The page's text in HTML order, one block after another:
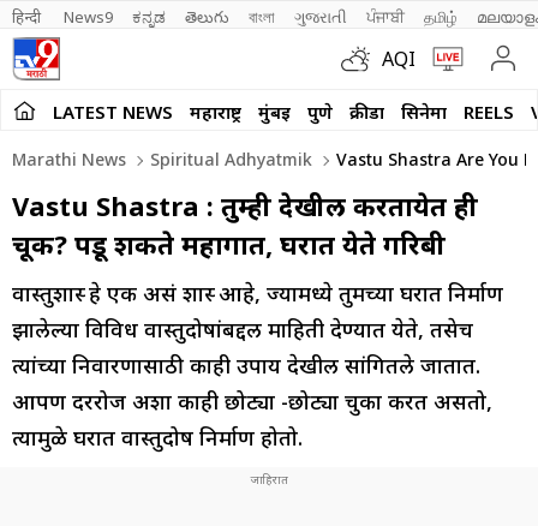
हिन्दी News9 ಕನ್ನಡ తెలుగు বাংলা ગુજરાતી ਪੰਜਾਬੀ தமிழ்
AQI
LATEST NEWS महाराष्ट्र मुंबई पुणे क्रीडा सिनेमा REELS
Marathi News Spiritual Adhyatmik Vastu Shastra Are You
Vastu Shastra : तुम्ही देखील करतायेत ही
चूक? पडू शकते महागात, घरात येते गरिबी
वास्तुशास्त्र हे एक असं शास्त्र आहे, ज्यामध्ये तुमच्या घरात निर्माण
झालेल्या विविध वास्तुदोषांबद्दल माहिती देण्यात येते, तसेच
त्यांच्या निवारणासाठी काही उपाय देखील सांगितले जातात.
आपण दररोज अशा काही छोट्या -छोट्या चुका करत असतो,
त्यामुळे घरात वास्तुदोष निर्माण होतो.